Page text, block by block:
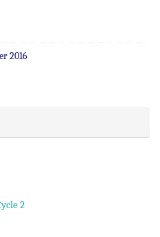
2016
2